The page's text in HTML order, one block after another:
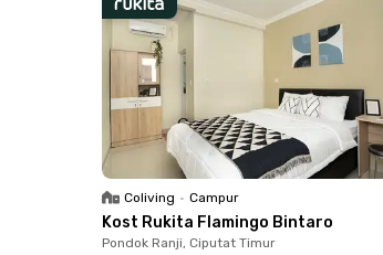
Coliving • Campur
Kost Rukita Flamingo Bintaro
Pondok Ranji, Ciputat Timur